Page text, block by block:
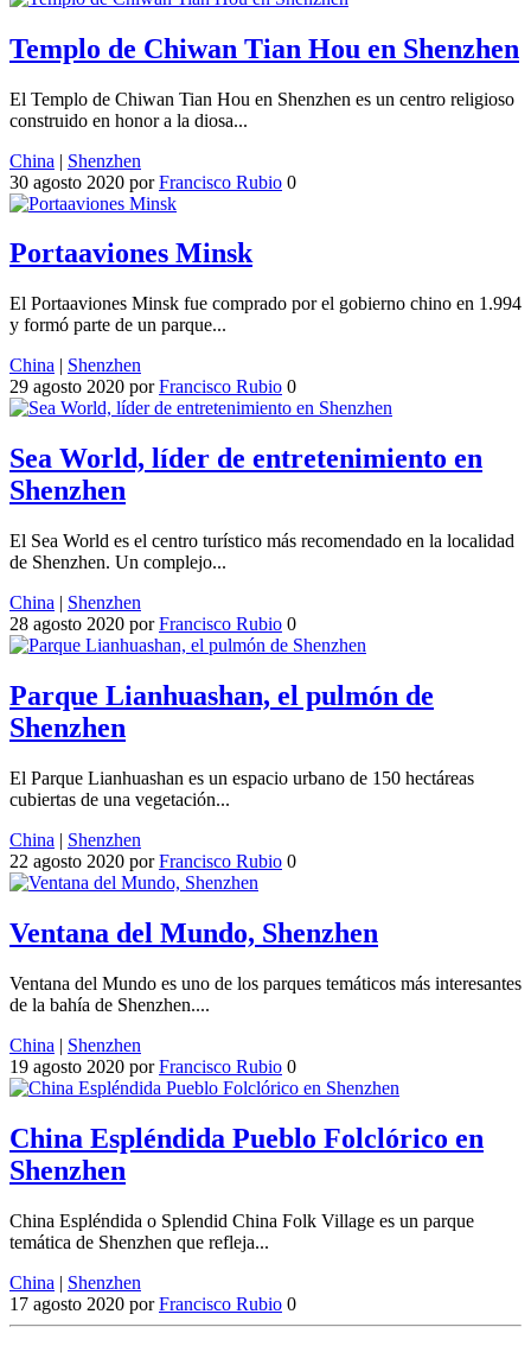
Templo de Chiwan Tian Hou en Shenzhen
El Templo de Chiwan Tian Hou en Shenzhen es un centro religioso
construido en honor a la diosa...
China | Shenzhen
30 agosto 2020 porFrancisco Rubio 0
Portaaviones Minsk
El Portaaviones Minsk fue comprado por el gobierno chino en 1.994
y formó parte de un parque...
China | Shenzhen
29 agosto 2020 porFrancisco Rubio 0
Sea World, líder de entretenimiento en
Shenzhen
El Sea World es el centro turístico más recomendado en la localidad
de Shenzhen. Un complejo...
China | Shenzhen
28 agosto 2020 porFrancisco Rubio 0
Parque Lianhuashan, el pulmón de
Shenzhen
El Parque Lianhuashan es un espacio urbano de 150 hectáreas
cubiertas de una vegetación...
China | Shenzhen
22 agosto 2020 porFrancisco Rubio 0
Ventana del Mundo, Shenzhen
Ventana del Mundo es uno de los parques temáticos más interesantes
de la bahía de Shenzhen....
China | Shenzhen
19 agosto 2020 porFrancisco Rubio 0
China Espléndida Pueblo Folclórico en
Shenzhen
China Espléndida o Splendid China Folk Village es un parque
temática de Shenzhen que refleja...
China | Shenzhen
17 agosto 2020 porFrancisco Rubio 0